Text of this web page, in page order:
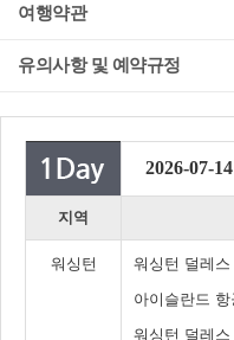
여행약관
유의사항 및 예약규정
2026-07-
지역
워싱턴
워싱턴 덜레스
아이슬란드
워싱턴 덜레